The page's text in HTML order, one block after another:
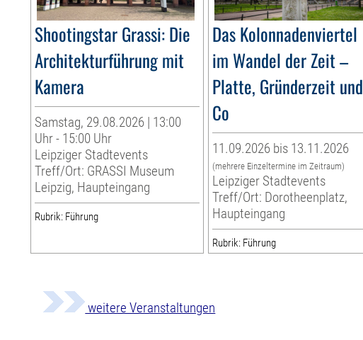
Shootingstar Grassi: Die
Architekturführung mit
Kamera
Samstag, 29.08.2026 | 13:00
Uhr - 15:00 Uhr
Leipziger Stadtevents
Treff/Ort: GRASSI Museum
Leipzig, Haupteingang
Rubrik: Führung
Das Kolonnadenviertel
im Wandel der Zeit –
Platte, Gründerzeit und
Co
11.09.2026 bis 13.11.2026
(mehrere Einzeltermine im Zeitraum)
Leipziger Stadtevents
Treff/Ort: Dorotheenplatz,
Haupteingang
Rubrik: Führung
weitere Veranstaltungen